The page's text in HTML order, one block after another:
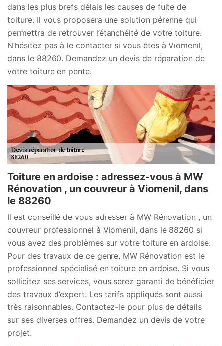
dans les plus brefs délais les causes de fuite de
toiture. Il vous proposera une solution pérenne qui
permettra de retrouver l’étanchéité de votre toiture.
N’hésitez pas à le contacter si vous êtes à Viomenil,
dans le 88260. Demandez un devis de réparation de
votre toiture en pente.
Toiture en ardoise : adressez-vous à MW
Rénovation , un couvreur à Viomenil, dans
le 88260
Il est conseillé de vous adresser à MW Rénovation , un
couvreur professionnel à Viomenil, dans le 88260 si
vous avez des problèmes sur votre toiture en ardoise.
Pour des travaux de ce genre, MW Rénovation est le
professionnel spécialisé en toiture en ardoise. Si vous
sollicitez ses services, vous serez garanti de bénéficier
des travaux d’expert. Les tarifs appliqués sont aussi
très raisonnables. Contactez-le pour plus de détails
sur ses diverses offres. Demandez un devis de votre
projet.